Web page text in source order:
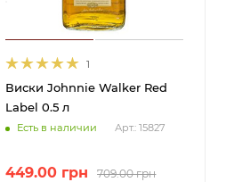
1
Виски Johnnie Walker Red
Label 0.5 л
Есть в наличии Арт.: 15827
449.00 грн 709.00грн